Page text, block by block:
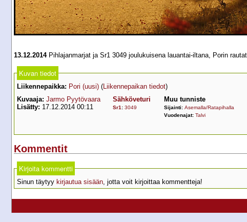
13.12.2014Pihlajanmarjat ja Sr1 3049 joulukuisena lauantai-iltana, Porin
Kuvan tiedot
Liikennepaikka: Pori (uusi) (Liikennepaikan tiedot)
Kuvaaja: Jarmo Pyytövaara
Lisätty: 17.12.2014 00:11
Sähköveturi
Sr1 : 3049
Muu tunniste
Sijainti: Asemalla/Ratapihalla
Vuodenajat: Talvi
Kommentit
Kirjoita kommentti
Sinun täytyy kirjautua sisään, jotta voit kirjoittaa kommentteja!